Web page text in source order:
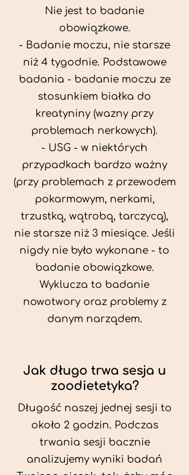
Nie jest to badanie
obowiązkowe.
- Badanie moczu, nie starsze
niż 4 tygodnie. Podstawowe
badania - badanie moczu ze
stosunkiem białka do
kreatyniny (wazny przy
problemach nerkowych).
- USG - w niektórych
przypadkach bardzo ważny
(przy problemach z przewodem
pokarmowym, nerkami,
trzustką, wątrobą, tarczycą),
nie starsze niż 3 miesiące. Jeśli
nigdy nie było wykonane - to
badanie obowiązkowe.
Wyklucza to badanie
nowotwory oraz problemy z
danym narządem.
Jak długo trwa sesja u
zoodietetyka?
Długość naszej jednej sesji to
około 2 godzin. Podczas
trwania sesji bacznie
analizujemy wyniki badań